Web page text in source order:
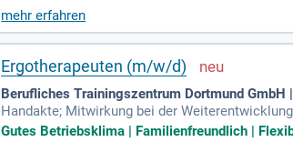
mehr erfahren
Ergotherapeuten (m/w/d)
Berufliches Trainingszentrum Dortmund GmbH
Handakte; Mitwirkung bei der
otherapeuten (m/w/d); Berufserfahrung im
Gutes Betriebsklima | Familienfreundlich |